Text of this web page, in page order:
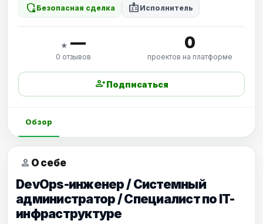
shield_locked Безопасная сделка badge Исполнитель
★ —
0 отзывов
0
проектов на платформе
person_addПодписаться
Обзор
person О себе
DevOps-инженер / Системный
администратор / Специалист по IT-
инфраструктуре